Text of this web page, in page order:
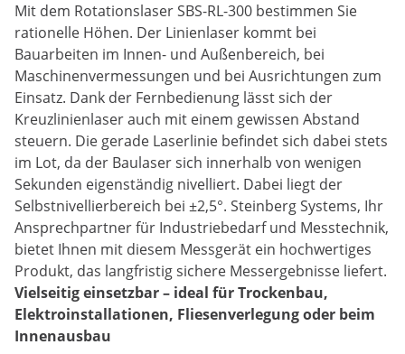
Mit dem Rotationslaser SBS-RL-300 bestimmen Sie
rationelle Höhen. Der Linienlaser kommt bei
Bauarbeiten im Innen- und Außenbereich, bei
Maschinenvermessungen und bei Ausrichtungen zum
Einsatz. Dank der Fernbedienung lässt sich der
Kreuzlinienlaser auch mit einem gewissen Abstand
steuern. Die gerade Laserlinie befindet sich dabei stets
im Lot, da der Baulaser sich innerhalb von wenigen
Sekunden eigenständig nivelliert. Dabei liegt der
Selbstnivellierbereich bei ±2,5°. Steinberg Systems, Ihr
Ansprechpartner für Industriebedarf und Messtechnik,
bietet Ihnen mit diesem Messgerät ein hochwertiges
Produkt, das langfristig sichere Messergebnisse liefert.
Vielseitig einsetzbar – ideal für Trockenbau,
Elektroinstallationen, Fliesenverlegung oder beim
Innenausbau